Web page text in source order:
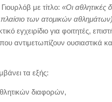
με τίτλο: «Οι αθλητικές
των ατομικών
εγχειρίδιο για φοιτητές,
αντιμετωπίζουν ουσιαστικά
τα εξής:
διαφορών,